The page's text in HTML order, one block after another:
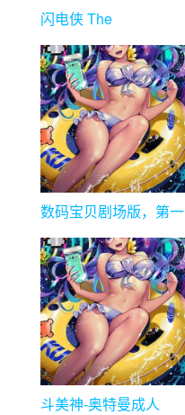
闪电侠 The
数码宝贝剧场版，第一
斗美神-奥特曼成人